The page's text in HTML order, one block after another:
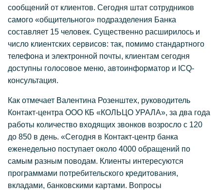
сообщений от клиентов. Сегодня штат сотрудников
самого «общительного» подразделения Банка
составляет 15 человек. Существенно расширилось и
число клиентских сервисов: так, помимо стандартного
телефона и электронной почты, клиентам сегодня
доступны голосовое меню, автоинформатор и ICQ-
консультация.
Как отмечает Валентина Розенштех, руководитель
Контакт-центра ООО КБ «КОЛЬЦО УРАЛА», за два года
работы количество входящих звонков возросло с 120
до 850 в день. «Сегодня в Контакт-центр банка
еженедельно поступает около 4000 обращений по
самым разным поводам. Клиенты интересуются
программами потребительского кредитования,
вкладами, банковскими картами. Вопросы